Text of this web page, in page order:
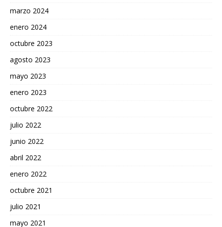
marzo 2024
enero 2024
octubre 2023
agosto 2023
mayo 2023
enero 2023
octubre 2022
julio 2022
junio 2022
abril 2022
enero 2022
octubre 2021
julio 2021
mayo 2021